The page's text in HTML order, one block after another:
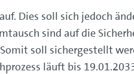
Dies soll sich jedoch
sind auf die
soll sichergestellt
läuft bis